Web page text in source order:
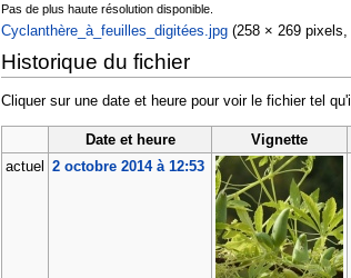
Pas de plus haute résolution disponible.
Cyclanthère_à_feuilles_digitées.jpg (258 × 269
Historique du fichier
Cliquer sur une date et heure pour voir le fichier tel
Date et heure Vignette
actuel
2 octobre 2014 à 12:53